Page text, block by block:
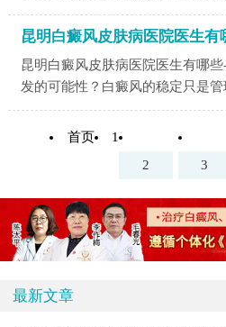
昆明白癜风皮肤病医院医生有
昆明白癜风皮肤病医院医生有哪
发的可能性？白癜风的稳定只是
首页
1
2
3
最新文章